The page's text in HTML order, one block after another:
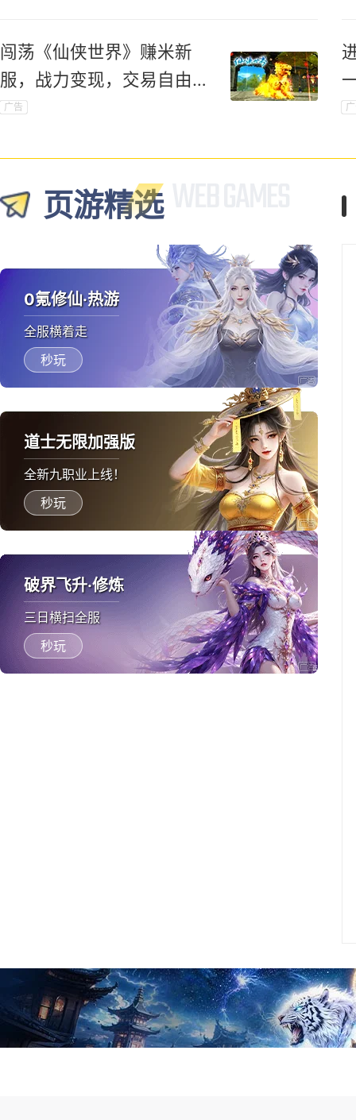
闯荡《仙侠世界》赚米新
服，战力变现，交易自由，
赚钱不愁！
广告
页游精选
0氪修仙·热游
全服横着走
秒玩
道士无限加强版
全新九职业上线！
秒玩
破界飞升·修炼
三日横扫全服
秒玩